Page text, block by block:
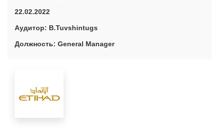
22.02.2022
B.Tuvshintugs
General Manager